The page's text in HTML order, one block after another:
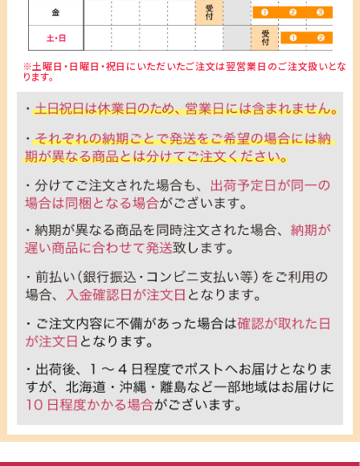
※土曜日・日曜日・祝日にいただいたご注文は翌営業日のご注文扱いとな
ります。